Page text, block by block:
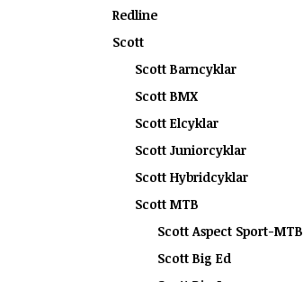
Redline
Scott
Scott Barncyklar
Scott BMX
Scott Elcyklar
Scott Juniorcyklar
Scott Hybridcyklar
Scott MTB
Scott Aspect Sport-MTB
Scott Big Ed